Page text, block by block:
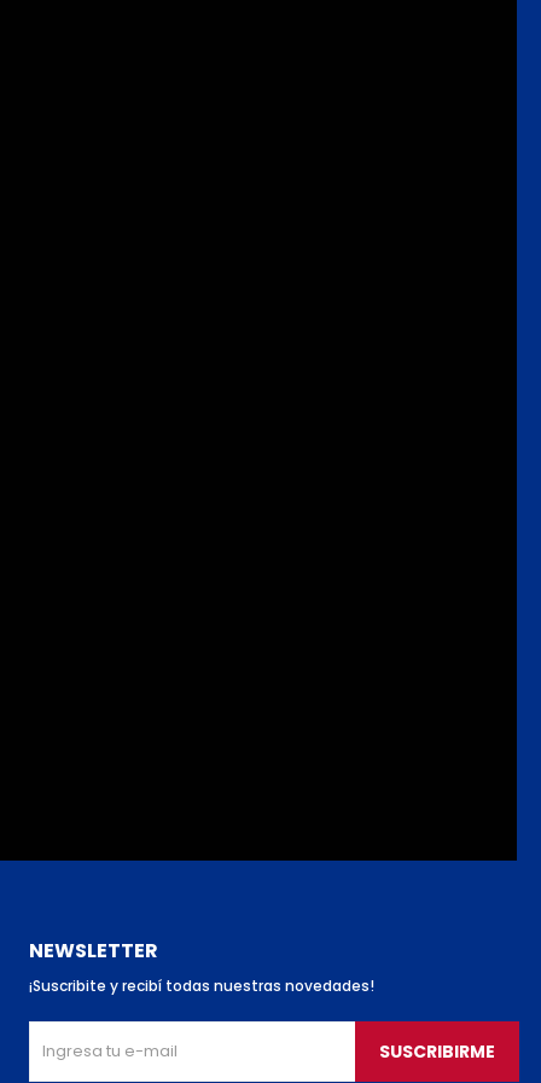
NEWSLETTER
¡Suscribite y recibí todas nuestras novedades!
SUSCRIBIRME